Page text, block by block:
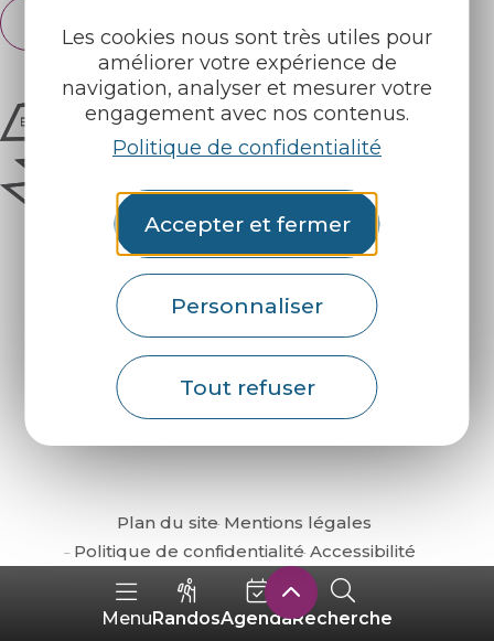
Les cookies nous sont très utiles pour
améliorer votre expérience de
navigation, analyser et mesurer votre
engagement avec nos contenus.
Politique de confidentialité
Accepter et fermer
Personnaliser
Tout refuser
MenuRandosAgendaRecherche
Français
English
Comment venir ?
Plan du site Mentions légales
Politique de confidentialité Accessibilité